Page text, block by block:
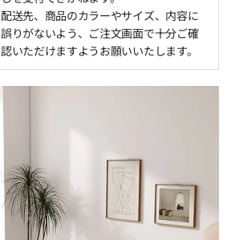
配送先、商品のカラーやサイズ、内容に
誤りがないよう、ご注文画面で十分ご確
認いただけますようお願いいたします。